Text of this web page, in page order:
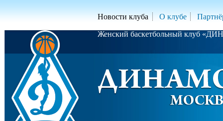
Новости клуба О клубе
Женский баскетбольный клуб